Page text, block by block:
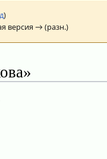
)
версия → (разн.)